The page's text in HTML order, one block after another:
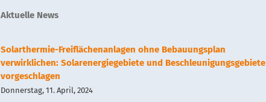
Aktuelle News
Solarthermie-Freiflächenanlagen ohne Bebauungsplan
verwirklichen: Solarenergiegebiete und Beschleunigungsgebiete
vorgeschlagen
Donnerstag, 11. April, 2024